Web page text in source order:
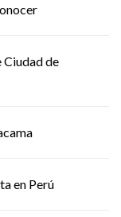
Ciudad de
en Perú